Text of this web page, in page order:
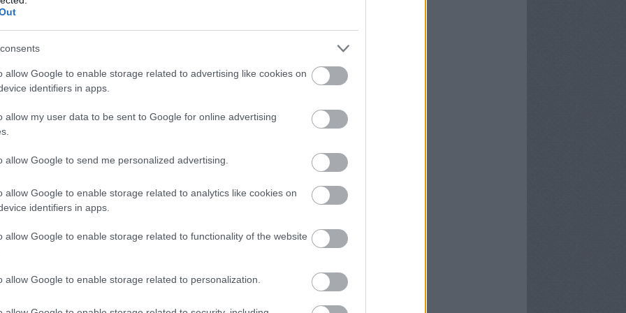
allow Google to enable storage related to advertising like cookies on
identifiers in apps.
allow my user data to be sent to Google for online advertising
allow Google to send me personalized advertising.
allow Google to enable storage related to analytics like cookies on
identifiers in apps.
allow Google to enable storage related to functionality of the website
allow Google to enable storage related to personalization.
és Nógrád megyében, annak fővárosában,
tisztelettel és szeretettel őrzik Salgóbánya
színművésznek az emlékét. 1920 és 30 között
évtizedét töltötte itt.…
díj Zenthe Ferenc MaNDA MaNDAdb Salgóbánya
Endre pihenőhelye
legérdekesebb történetű települése Pálköve. A
2016 szeptember
2016 július (8
2016 június
2016 április
2016 február
2016 január
Egyéb